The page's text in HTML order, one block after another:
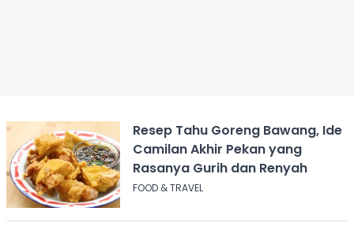
Resep Tahu Goreng Bawang, Ide
Camilan Akhir Pekan yang
Rasanya Gurih dan Renyah
FOOD & TRAVEL